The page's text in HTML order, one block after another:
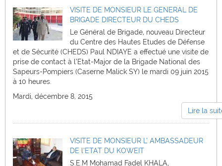
VISITE DE MONSIEUR LE GENERAL DE
BRIGADE DIRECTEUR DU CHEDS
Le Général de Brigade, nouveau Directeur
du Centre des Hautes Etudes de Défense
et de Sécurité (CHEDS) Paul NDIAYE a effectué une visite de
prise de contact à l’Etat-Major de la Brigade National des
Sapeurs-Pompiers (Caserne Malick SY) le mardi 09 juin 2015
à 10 heures.
Mardi, décembre 8, 2015
Lire la
VISITE DE MONSIEUR L’ AMBASSADEUR
DE l’ETAT DU KOWEIT
S.E.M Mohamad Fadel KHALA,